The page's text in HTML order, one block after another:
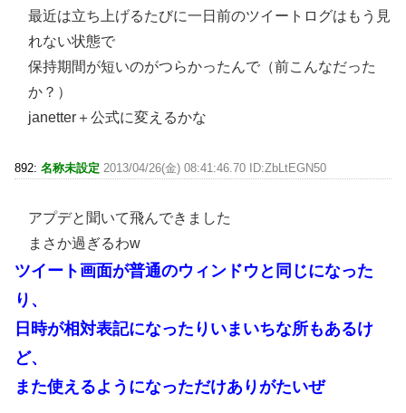
最近は立ち上げるたびに一日前のツイートログはもう見
れない状態で
保持期間が短いのがつらかったんで（前こんなだった
か？）
janetter＋公式に変えるかな
892: 名称未設定 2013/04/26(金) 08:41:46.70 ID:ZbLtEGN50
アプデと聞いて飛んできました
まさか過ぎるわw
ツイート画面が普通のウィンドウと同じになった
り、
日時が相対表記になったりいまいちな所もあるけ
ど、
また使えるようになっただけありがたいぜ